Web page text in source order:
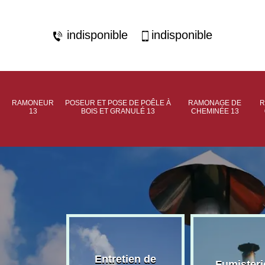
indisponible indisponible
RAMONEUR
13
POSEUR ET POSE DE POÊLE À
BOIS ET GRANULÉ 13
RAMONAGE DE
CHEMINÉE 13
de
Entretien de